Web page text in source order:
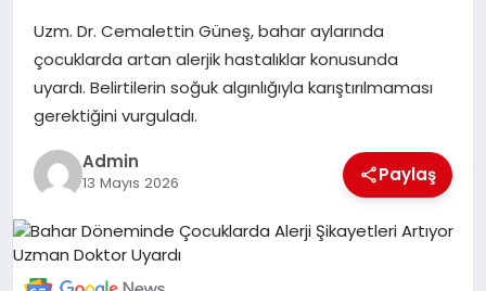
SANAT
YAŞAM
SPOR
Uzm. Dr. Cemalettin Güneş, bahar aylarında
çocuklarda artan alerjik hastalıklar konusunda
uyardı. Belirtilerin soğuk algınlığıyla karıştırılmaması
gerektiğini vurguladı.
Admin
13 Mayıs 2026 Paylaş